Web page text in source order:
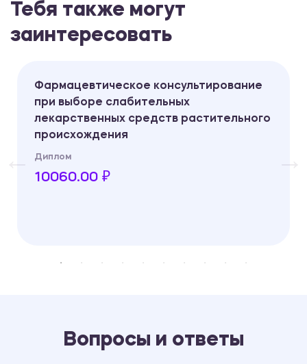
Тебя также могут
заинтересовать
Фармацевтическое консультирование
при выборе слабительных
лекарственных средств растительного
происхождения
Диплом
10060.00 ₽
Вопросы и ответы